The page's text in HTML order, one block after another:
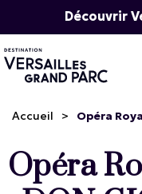
Découvrir
Accueil > Opéra
Opéra